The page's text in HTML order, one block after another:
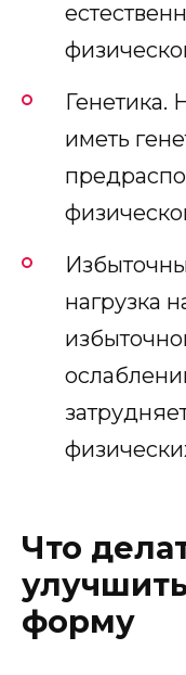
Генетика.
иметь
нагрузка
Что
форму